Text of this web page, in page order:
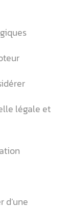
légale et
d’une